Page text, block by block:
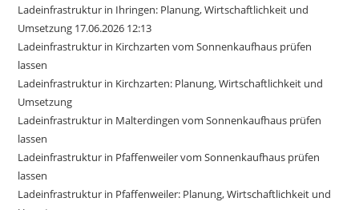
Ladeinfrastruktur in Ihringen: Planung, Wirtschaftlichkeit und
Umsetzung 17.06.2026 12:13
Ladeinfrastruktur in Kirchzarten vom Sonnenkaufhaus prüfen
lassen
Ladeinfrastruktur in Kirchzarten: Planung, Wirtschaftlichkeit und
Umsetzung
Ladeinfrastruktur in Malterdingen vom Sonnenkaufhaus prüfen
lassen
Ladeinfrastruktur in Pfaffenweiler vom Sonnenkaufhaus prüfen
lassen
Ladeinfrastruktur in Pfaffenweiler: Planung, Wirtschaftlichkeit und